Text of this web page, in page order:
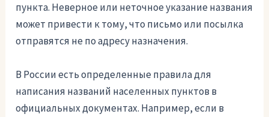
пункта. Неверное или неточное указание названия
может привести к тому, что письмо или посылка
отправятся не по адресу назначения.
В России есть определенные правила для
написания названий населенных пунктов в
официальных документах. Например, если в